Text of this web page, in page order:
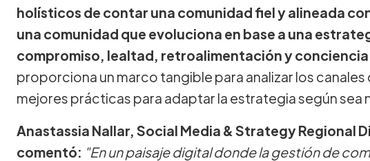
holísticos de contar una comunidad fiel y alineada
una comunidad que evoluciona en base a una
compromiso, lealtad, retroalimentación y
proporciona un marco tangible para analizar los canales
mejores prácticas para adaptar la estrategia según sea
Anastassia Nallar, Social Media & Strategy Regional
comentó: "En un paisaje digital donde la gestión de